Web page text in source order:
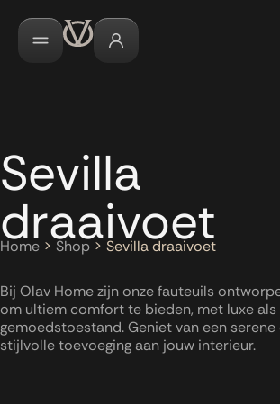
Sevilla
draaivoet
Home > Shop > Sevilla draaivoet
Bij Olav Home zijn onze fauteuils
om ultiem comfort te bieden, met luxe als
gemoedstoestand. Geniet van een serene
stijlvolle toevoeging aan jouw interieur.